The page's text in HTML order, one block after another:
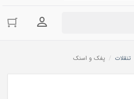
ورود به
تنقلات / پفک و اسنک